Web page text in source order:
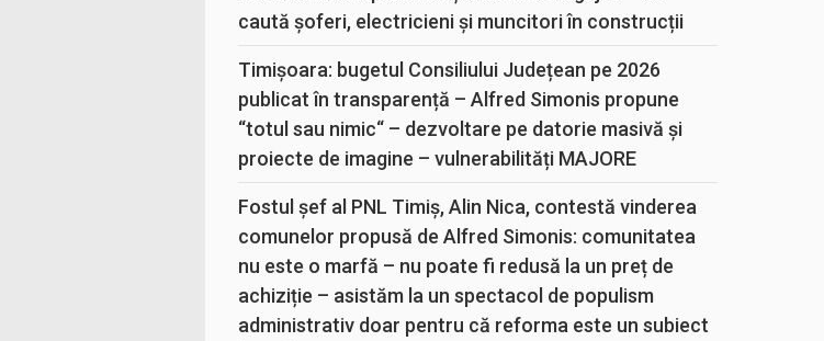
caută șoferi, electricieni și muncitori în construcții
Timișoara: bugetul Consiliului Județean pe 2026
publicat în transparență – Alfred Simonis propune
“totul sau nimic“ – dezvoltare pe datorie masivă și
proiecte de imagine – vulnerabilități MAJORE
Fostul șef al PNL Timiș, Alin Nica, contestă vinderea
comunelor propusă de Alfred Simonis: comunitatea
nu este o marfă – nu poate fi redusă la un preț de
achiziție – asistăm la un spectacol de populism
administrativ doar pentru că reforma este un subiect